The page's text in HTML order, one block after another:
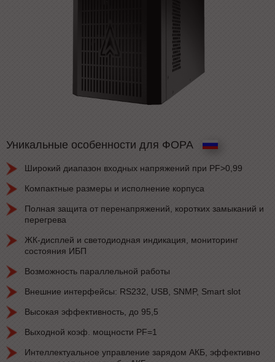
Уникальные особенности для ФОРА
Широкий диапазон входных напряжений при PF>0,99
Компактные размеры и исполнение корпуса
Полная защита от перенапряжений, коротких замыканий и
перегрева
ЖК-дисплей и светодиодная индикация, мониторинг
состояния ИБП
Возможность параллельной работы
Внешние интерфейсы: RS232, USB, SNMP, Smart slot
Высокая эффективность, до 95,5
Выходной коэф. мощности PF=1
Интеллектуальное управление зарядом АКБ, эффективно